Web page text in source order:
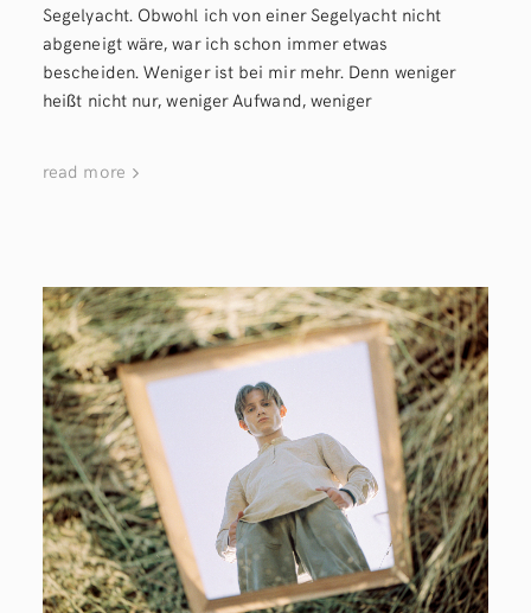
Segelyacht. Obwohl ich von einer Segelyacht nicht
abgeneigt wäre, war ich schon immer etwas
bescheiden. Weniger ist bei mir mehr. Denn weniger
heißt nicht nur, weniger Aufwand, weniger
read more